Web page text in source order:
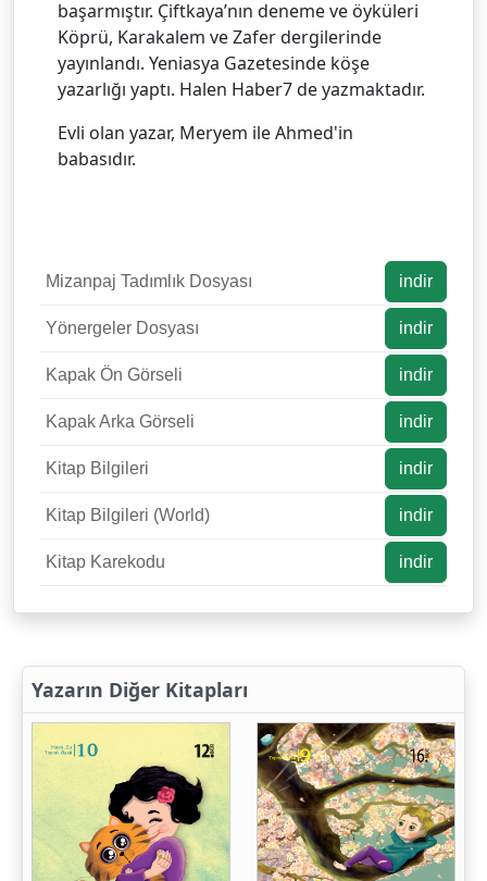
başarmıştır. Çiftkaya’nın deneme ve öyküleri
Köprü, Karakalem ve Zafer dergilerinde
yayınlandı. Yeniasya Gazetesinde köşe
yazarlığı yaptı. Halen Haber7 de yazmaktadır.
Evli olan yazar, Meryem ile Ahmed'in
babasıdır.
Mizanpaj Tadımlık Dosyası indir
Yönergeler Dosyası indir
Kapak Ön Görseli indir
Kapak Arka Görseli indir
Kitap Bilgileri indir
Kitap Bilgileri (World) indir
Kitap Karekodu indir
Yazarın Diğer Kitapları